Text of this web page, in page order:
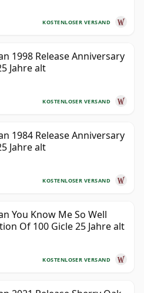
KOSTENLOSER VERSAND
1998 Release Anniversary
Jahre alt
KOSTENLOSER VERSAND
1984 Release Anniversary
Jahre alt
KOSTENLOSER VERSAND
You Know Me So Well
Of 100 Gicle 25 Jahre alt
KOSTENLOSER VERSAND